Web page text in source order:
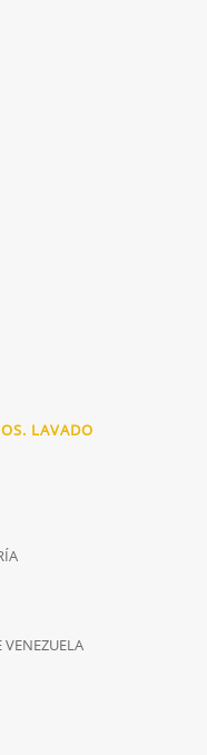
LAVADO
VENEZUELA